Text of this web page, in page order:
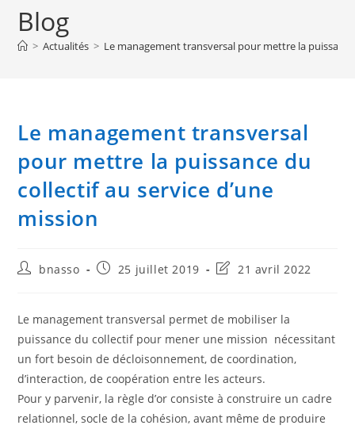
Blog
> Actualités > Le management transversal pour mettre la
Le management transversal
pour mettre la puissance du
collectif au service d’une
mission
Auteur/autrice
publication :
bnasso
Publication
25 juillet 2019
Dernière
la
publication :
21 avril 2022
Le management transversal permet de mobiliser la
puissance du collectif pour mener une mission nécessitant
un fort besoin de décloisonnement, de coordination,
d’interaction, de coopération entre les acteurs.
Pour y parvenir, la règle d’or consiste à construire un cadre
relationnel, socle de la cohésion, avant même de produire